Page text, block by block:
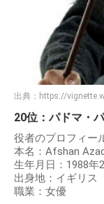
出典： https://
20位：パドマ・
役者のプロフィー
本名：Afshan
生年月日：1988年
出身地：イギリス
職業：女優